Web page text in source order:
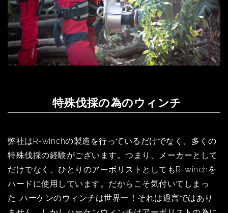
特殊伐採の為のウィンチ
弊社はR-winchの製造を行っているだけでなく、多くの
特殊伐採の経験がございます。つまり、メーカーとして
だけでなく、ひとりのアーボリストとしてもR-winchを
ハードに使用しています。だからこそ気付いてしまっ
た…ハーケンのウィンチは世界一！それは過言ではあり